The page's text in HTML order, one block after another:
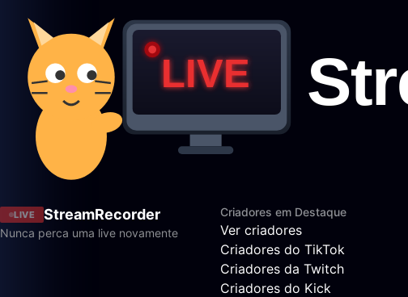
LIVE StreamRecorder
Nunca perca uma live novamente
Criadores em Destaque
Ver criadores
Criadores do TikTok
Criadores da Twitch
Criadores do Kick